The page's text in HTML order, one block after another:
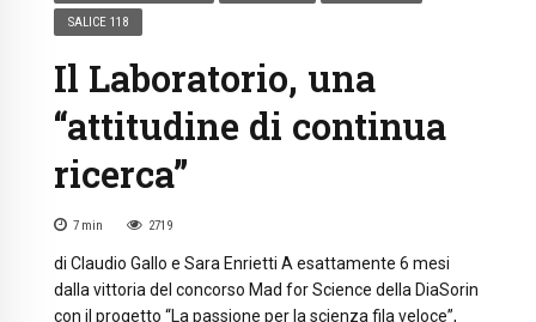
SALICE 118
Il Laboratorio, una
“attitudine di continua
ricerca”
7 min 2719
di Claudio Gallo e Sara Enrietti A esattamente 6 mesi
dalla vittoria del concorso Mad for Science della DiaSorin
con il progetto “La passione per la scienza fila veloce”,